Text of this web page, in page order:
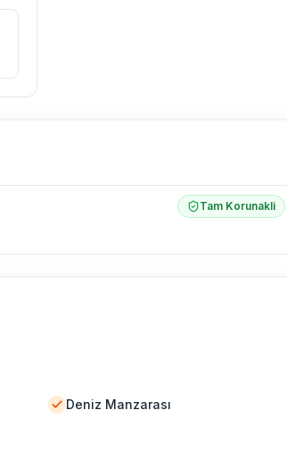
Tam Korunakli
Deniz Manzarası